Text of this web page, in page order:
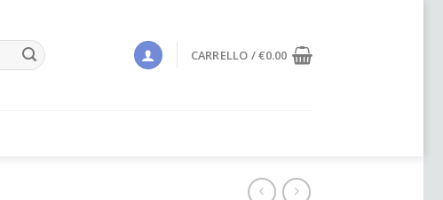
CARRELLO /€0.00